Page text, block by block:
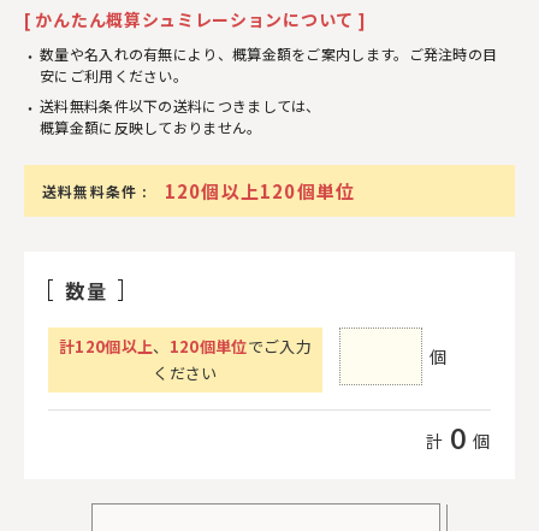
[ かんたん概算シュミレーションについて ]
数量や名入れの有無により、概算金額をご案内します。ご発注時の目
安にご利用ください。
送料無料条件以下の送料につきましては、
概算金額に反映しておりません。
送料無料条件 : 120個以上120個単位
数量
計120個以上、 120個単位でご入力
ください
個
計 0 個